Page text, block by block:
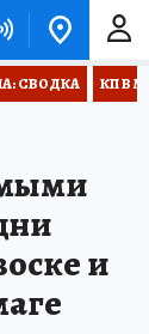
СВОДКА КП В
и